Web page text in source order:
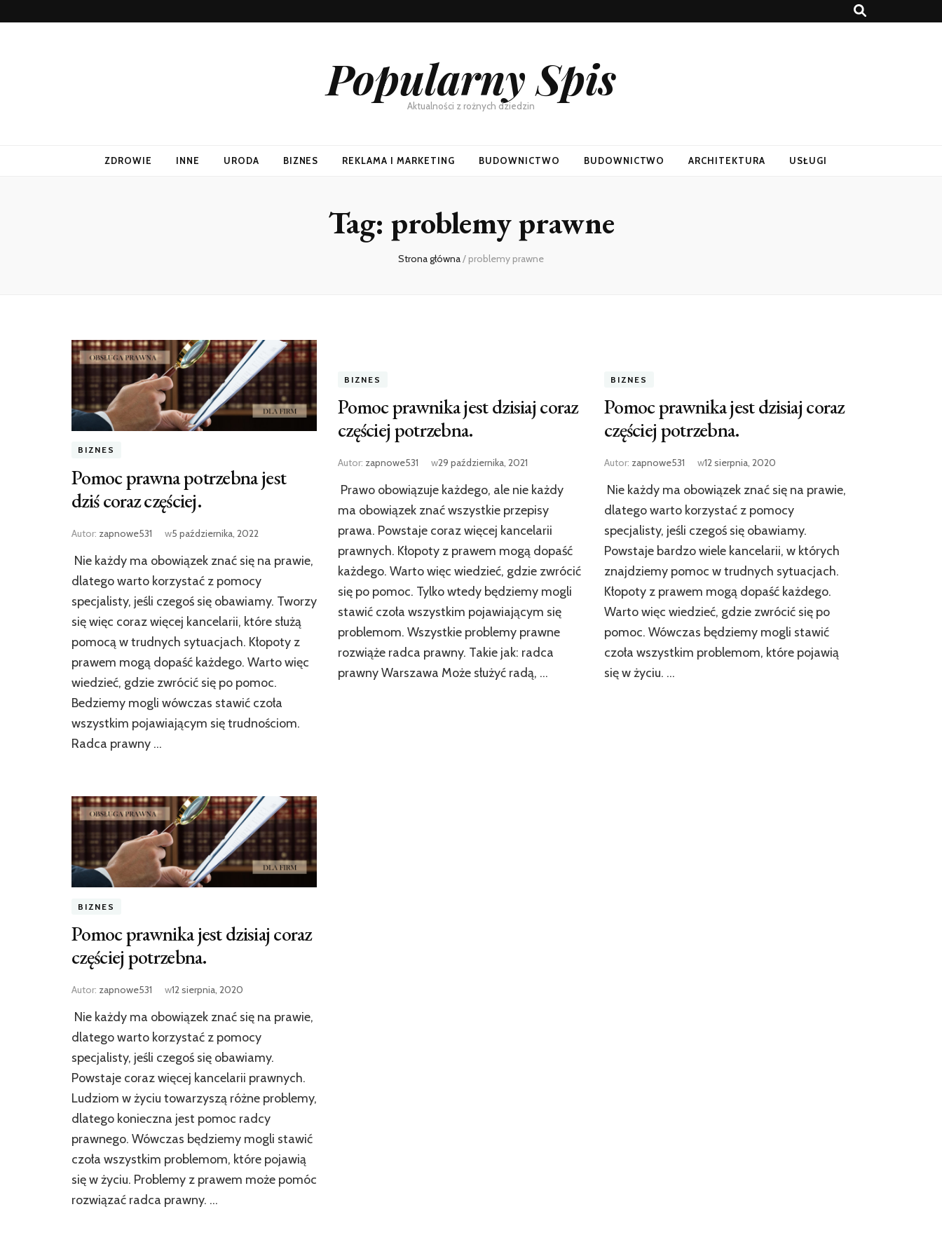
Popularny Spis
Aktualności z rożnych dziedzin
ZDROWIE INNE URODA BIZNES REKLAMA I MARKETING BUDOWNICTWO BUDOWNICTWO ARCHITEKTURA USŁUGI
Tag: problemy prawne
Strona główna/ problemy prawne
BIZNES
Pomoc prawna potrzebna jest
dziś coraz częściej.
Autor: zapnowe531 w5 października, 2022
Nie każdy ma obowiązek znać się na prawie,
dlatego warto korzystać z pomocy
specjalisty, jeśli czegoś się obawiamy. Tworzy
się więc coraz więcej kancelarii, które służą
pomocą w trudnych sytuacjach. Kłopoty z
prawem mogą dopaść każdego. Warto więc
wiedzieć, gdzie zwrócić się po pomoc.
Bedziemy mogli wówczas stawić czoła
wszystkim pojawiającym się trudnościom.
Radca prawny …
BIZNES
Pomoc prawnika jest dzisiaj coraz
częściej potrzebna.
Autor: zapnowe531 w29 października, 2021
Prawo obowiązuje każdego, ale nie każdy
ma obowiązek znać wszystkie przepisy
prawa. Powstaje coraz więcej kancelarii
prawnych. Kłopoty z prawem mogą dopaść
każdego. Warto więc wiedzieć, gdzie zwrócić
się po pomoc. Tylko wtedy będziemy mogli
stawić czoła wszystkim pojawiającym się
problemom. Wszystkie problemy prawne
rozwiąże radca prawny. Takie jak: radca
prawny Warszawa Może służyć radą, …
BIZNES
Pomoc prawnika jest dzisiaj coraz
częściej potrzebna.
Autor: zapnowe531 w12 sierpnia, 2020
Nie każdy ma obowiązek znać się na prawie,
dlatego warto korzystać z pomocy
specjalisty, jeśli czegoś się obawiamy.
Powstaje bardzo wiele kancelarii, w których
znajdziemy pomoc w trudnych sytuacjach.
Kłopoty z prawem mogą dopaść każdego.
Warto więc wiedzieć, gdzie zwrócić się po
pomoc. Wówczas będziemy mogli stawić
czoła wszystkim problemom, które pojawią
się w życiu. …
BIZNES
Pomoc prawnika jest dzisiaj coraz
częściej potrzebna.
Autor: zapnowe531 w12 sierpnia, 2020
Nie każdy ma obowiązek znać się na prawie,
dlatego warto korzystać z pomocy
specjalisty, jeśli czegoś się obawiamy.
Powstaje coraz więcej kancelarii prawnych.
Ludziom w życiu towarzyszą różne problemy,
dlatego konieczna jest pomoc radcy
prawnego. Wówczas będziemy mogli stawić
czoła wszystkim problemom, które pojawią
się w życiu. Problemy z prawem może pomóc
rozwiązać radca prawny. …